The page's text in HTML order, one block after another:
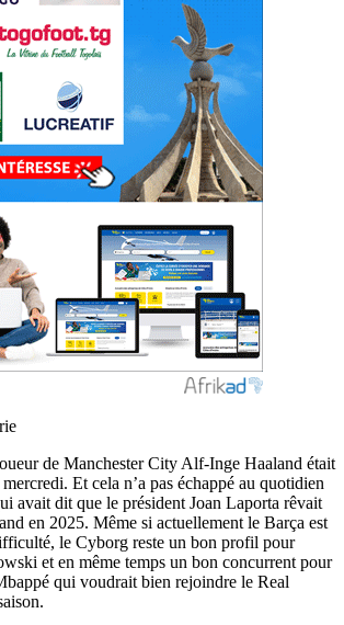
de Manchester City Alf-Inge Haaland était
Et cela n’a pas échappé au quotidien
avait dit que le président Joan Laporta rêvait
en 2025. Même si actuellement le Barça est
le Cyborg reste un bon profil pour
et en même temps un bon concurrent pour
qui voudrait bien rejoindre le Real